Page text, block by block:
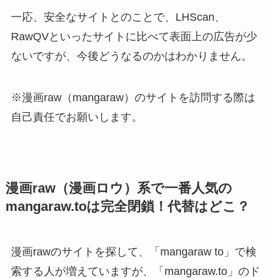
一応、安全なサイトとのことで、LHScan、
RawQVといったサイトに比べて表面上の広告が少
ないですが、今後どうなるのかはわかりません。
※漫画raw（mangaraw）のサイトを訪問する際は
自己責任でお願いします。
漫画raw（漫画ロウ）系で一番人気の
mangaraw.toは完全閉鎖！代替はどこ？
漫画rawのサイトを探して、「mangaraw to」で検
索する人が増えていますが、「mangaraw.to」のド